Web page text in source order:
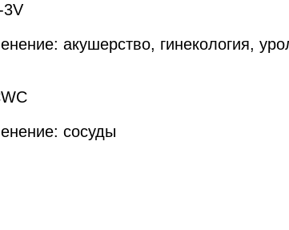
3V
акушерство, гинекология,
сосуды